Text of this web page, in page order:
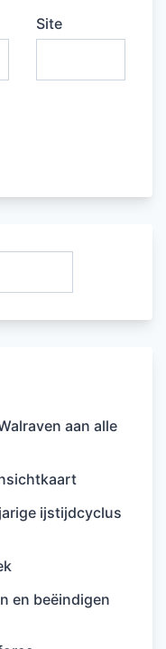
Site
aan alle
ijstijdcyclus
en beëindigen